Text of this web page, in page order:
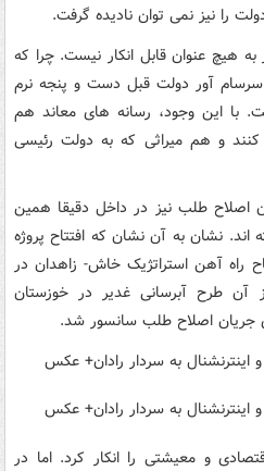
را نیز نمی توان نادیده گرفت.
هیچ عنوان قابل انکار نیست. چرا که
آور دولت قبل دست و پنجه نرم
با این وجود، رسانه های معاند هم
و هم میراثی که به دولت رئیسی
اصلاح طلب نیز در داخل دقیقا همین
اند. نشان به آن نشان که افتتاح پروژه
راه آهن استراتژیک خاش- زاهدان در
طرح آبرسانی غدیر در خوزستان
اصلاح طلب سانسور شد.
و معیشتی را انکار کرد. اما در